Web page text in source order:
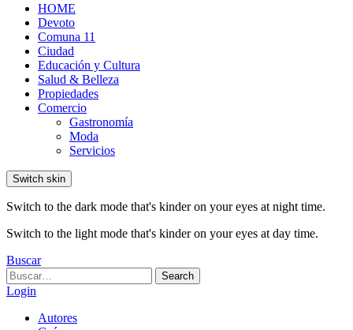
HOME
Devoto
Comuna 11
Ciudad
Educación y Cultura
Salud & Belleza
Propiedades
Comercio
Gastronomía
Moda
Servicios
Switch skin
Switch to the dark mode that's kinder on your eyes at night time.
Switch to the light mode that's kinder on your eyes at day time.
Buscar
Search
for:
Search
Login
Autores